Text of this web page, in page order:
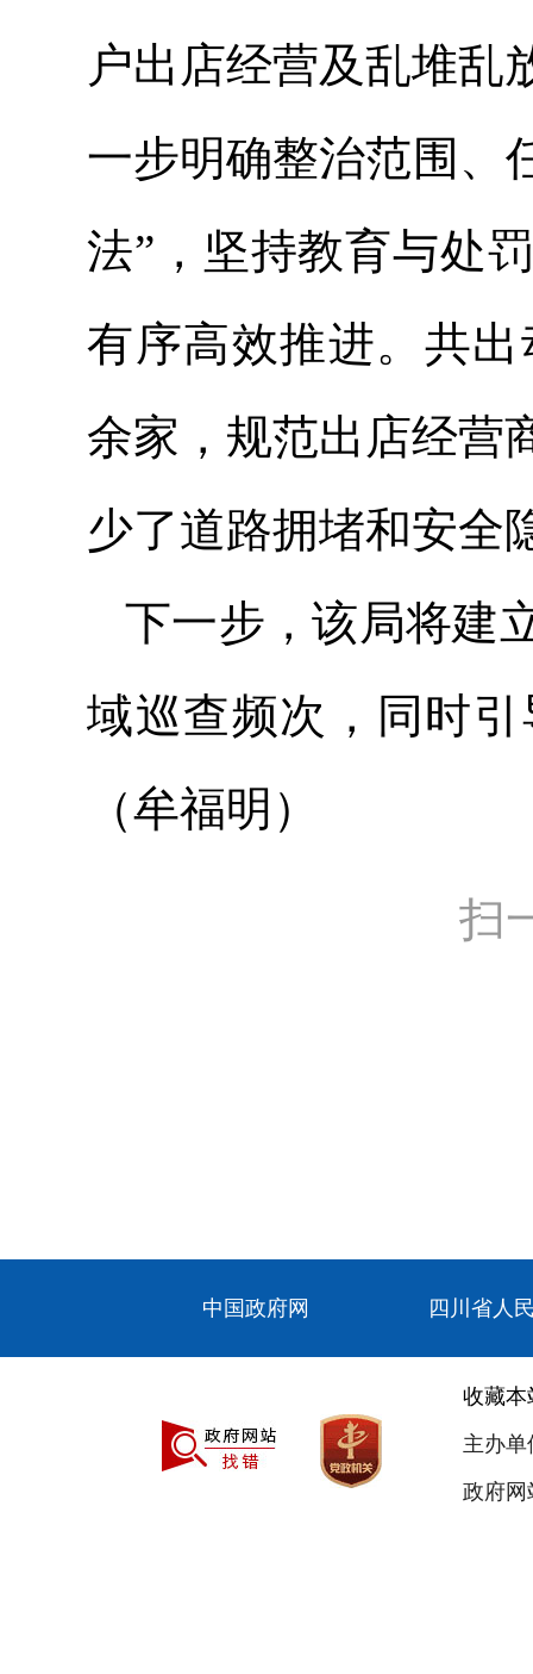
户出店经营及乱堆乱
一步明确整治范围、
法”，坚持教育与处
有序高效推进。共
余家，规范出店经营
少了道路拥堵和安全
下一步，该局将建
域巡查频次，同时
（牟福明）
扫
中国政府网 四川省人
收藏本
主办
政府网